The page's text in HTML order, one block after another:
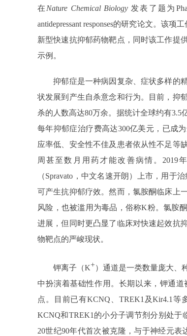
在 Nature Chemical Biology发表了题为
antidepressant responses的研究论文。该
新型快速抗抑郁药物靶点，同时该工作提
示例。
抑郁症是一种病因复杂、症状多样的精
状发展到产生自杀意念和行为。目前，抑
杀的人数高达80万余。据统计全球约有3.5
每年抑郁症治疗费高达300亿美元，已成
应率低、安全性不佳及患者依从性不足等
周甚至数月用药才能改善病情。2019
（Spravato，中文名速开朗）上市，用于
可产生抗抑郁疗效。然而，氯胺酮临床上
风险，也被滥用为毒品，俗称K粉。氯胺
进展，但同时更凸显了临床对快速起效抗
物靶点的严峻现状。
钾离子（K+）通道是一类数量庞大、
中扮演着基础性作用。长期以来，钾通
点。目前已有KCNQ、TREK1及Kir4.1
KCNQ和TREK1的小分子调节剂分别处
20世纪90年代首次被克隆，与于神经元表